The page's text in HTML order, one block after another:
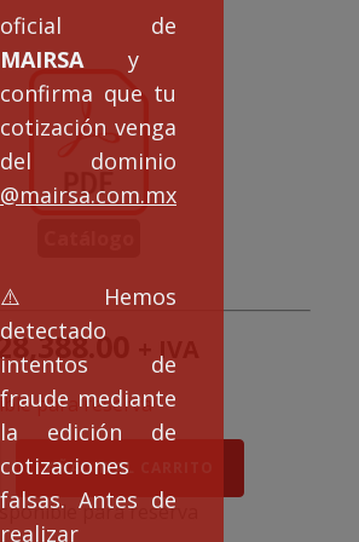
oficial de
MAIRSA y
confirma que tu
cotización venga
del dominio
@mairsa.com.mx
⚠️Hemos
detectado
intentos de
fraude mediante
la edición de
cotizaciones
falsas. Antes de
realizar
28,388.00 + IVA
para reserva
AÑADIR AL CARRITO
para reserva